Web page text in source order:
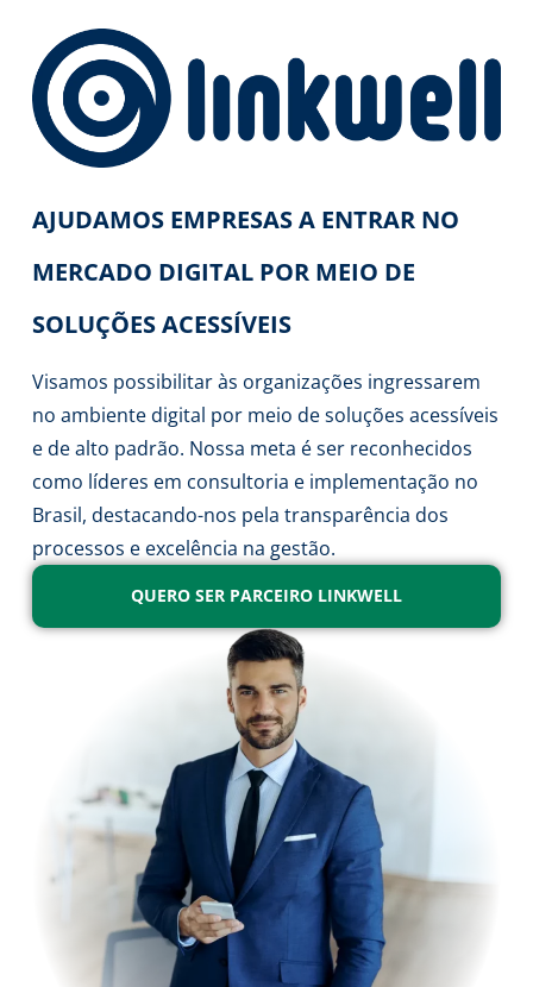
AJUDAMOS EMPRESAS A ENTRAR NO
MERCADO DIGITAL POR MEIO DE
SOLUÇÕES ACESSÍVEIS
Visamos possibilitar às organizações ingressarem
no ambiente digital por meio de soluções acessíveis
e de alto padrão. Nossa meta é ser reconhecidos
como líderes em consultoria e implementação no
Brasil, destacando-nos pela transparência dos
processos e excelência na gestão.
QUERO SER PARCEIRO LINKWELL